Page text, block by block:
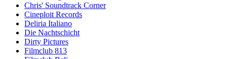
Chris' Soundtrack Corner
Cineploit Records
Deliria Italiano
Die Nachtschicht
Dirty Pictures
Filmclub 813